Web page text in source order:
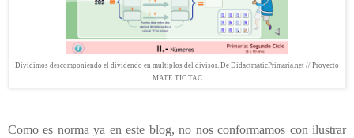
Dividimos descomponiendo el dividendo en múltiplos del divisor. De DidactmaticPrimaria.net // Proyecto
MATE.TIC.TAC
Como es norma ya en este blog, no nos conformamos con ilustrar